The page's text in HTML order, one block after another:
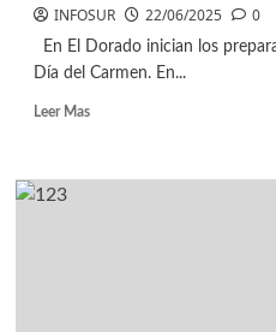
INFOSUR 22/06/2025 0
En El Dorado inician los
Día del Carmen. En...
Leer Mas